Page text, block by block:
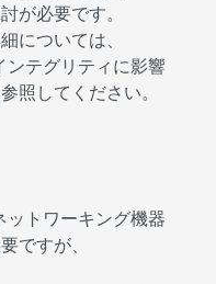
が必要です。
については、
ンテグリティに影響
照してください。
トワーキング機器
ですが、